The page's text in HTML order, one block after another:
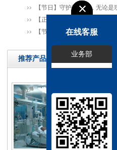
【节日】守护不缺席，无论
【正海课堂】强化消防安全
【节气】今日芒种 ，一个生
推荐产品
在线客服
业务部